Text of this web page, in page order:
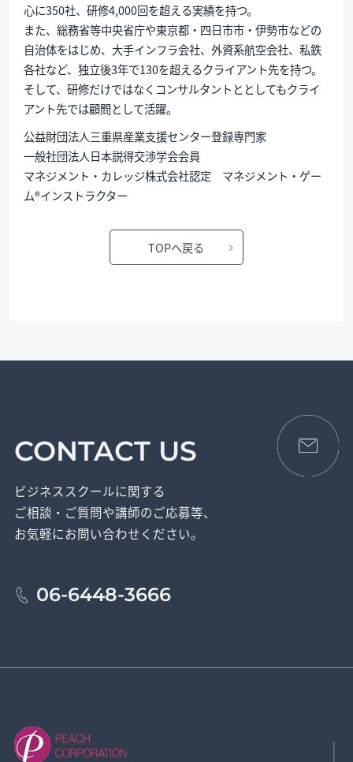
心に350社、研修4,000回を超える実績を持つ。
また、総務省等中央省庁や東京都・四日市市・伊勢市などの
自治体をはじめ、大手インフラ会社、外資系航空会社、私鉄
各社など、独立後3年で130を超えるクライアント先を持つ。
そして、研修だけではなくコンサルタントととしてもクライ
アント先では顧問として活躍。
公益財団法人三重県産業支援センター登録専門家
一般社団法人日本説得交渉学会会員
マネジメント・カレッジ株式会社認定 マネジメント・ゲー
ム®インストラクター
TOPへ戻る
CONTACT US
ビジネススクールに関する
ご相談・ご質問や講師のご応募等、
お気軽にお問い合わせください。
06-6448-3666